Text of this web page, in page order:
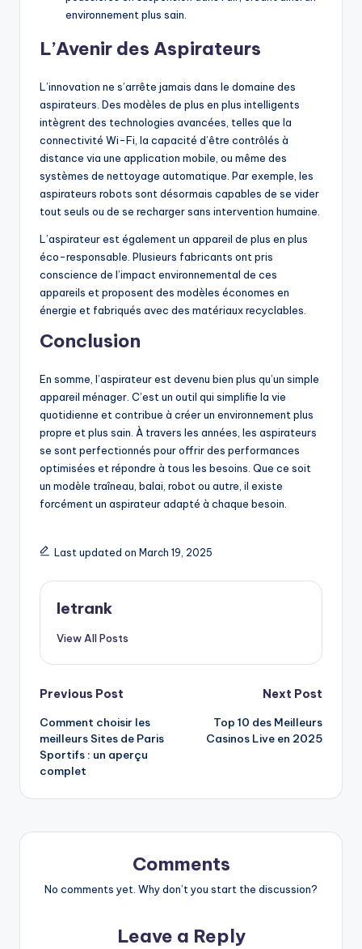
environnement plus sain.
L’Avenir des Aspirateurs
L’innovation ne s’arrête jamais dans le domaine des
aspirateurs. Des modèles de plus en plus intelligents
intègrent des technologies avancées, telles que la
connectivité Wi-Fi, la capacité d’être contrôlés à
distance via une application mobile, ou même des
systèmes de nettoyage automatique. Par exemple, les
aspirateurs robots sont désormais capables de se vider
tout seuls ou de se recharger sans intervention humaine.
L’aspirateur est également un appareil de plus en plus
éco-responsable. Plusieurs fabricants ont pris
conscience de l’impact environnemental de ces
appareils et proposent des modèles économes en
énergie et fabriqués avec des matériaux recyclables.
Conclusion
En somme, l’aspirateur est devenu bien plus qu’un simple
appareil ménager. C’est un outil qui simplifie la vie
quotidienne et contribue à créer un environnement plus
propre et plus sain. À travers les années, les aspirateurs
se sont perfectionnés pour offrir des performances
optimisées et répondre à tous les besoins. Que ce soit
un modèle traîneau, balai, robot ou autre, il existe
forcément un aspirateur adapté à chaque besoin.
Last updated on March 19, 2025
letrank
View All Posts
Post
navigation
Previous Post
Comment choisir les
meilleurs Sites de Paris
Sportifs : un aperçu
complet
Next Post
Top 10 des Meilleurs
Casinos Live en 2025
Comments
No comments yet. Why don’t you start the discussion?
Leave a Reply